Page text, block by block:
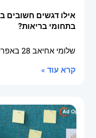
אילו דגשים חשובים
בתחומי בריאות?
שלומי אחיאב 28 באפריל 2026
קרא עוד »